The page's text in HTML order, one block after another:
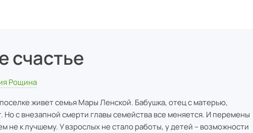
счастье
Рощина
живет семья Мары Ленской. Бабушка, отец с матерью,
Но с внезапной смерти главы семейства все меняется. И перемены
не к лучшему. У взрослых не стало работы, у детей – возможности